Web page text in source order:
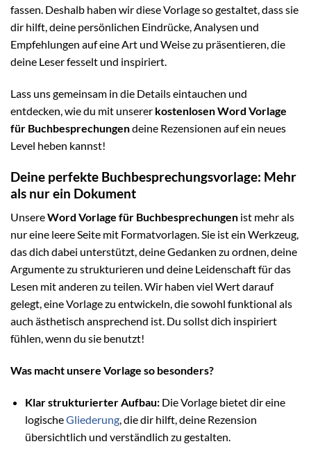
fassen. Deshalb haben wir diese Vorlage so gestaltet, dass sie
dir hilft, deine persönlichen Eindrücke, Analysen und
Empfehlungen auf eine Art und Weise zu präsentieren, die
deine Leser fesselt und inspiriert.
Lass uns gemeinsam in die Details eintauchen und
entdecken, wie du mit unserer kostenlosen Word Vorlage
für Buchbesprechungendeine Rezensionen auf ein neues
Level heben kannst!
Deine perfekte Buchbesprechungsvorlage: Mehr
als nur ein Dokument
UnsereWord Vorlage für Buchbesprechungen ist mehr als
nur eine leere Seite mit Formatvorlagen. Sie ist ein Werkzeug,
das dich dabei unterstützt, deine Gedanken zu ordnen, deine
Argumente zu strukturieren und deine Leidenschaft für das
Lesen mit anderen zu teilen. Wir haben viel Wert darauf
gelegt, eine Vorlage zu entwickeln, die sowohl funktional als
auch ästhetisch ansprechend ist. Du sollst dich inspiriert
fühlen, wenn du sie benutzt!
Was macht unsere Vorlage so besonders?
Klar strukturierter Aufbau:Die Vorlage bietet dir eine
logischeGliederung, die dir hilft, deine Rezension
übersichtlich und verständlich zu gestalten.